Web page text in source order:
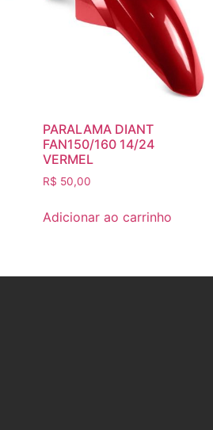
PARALAMA DIANT
FAN150/160 14/24
VERMEL
R$ 50,00
Adicionar ao carrinho